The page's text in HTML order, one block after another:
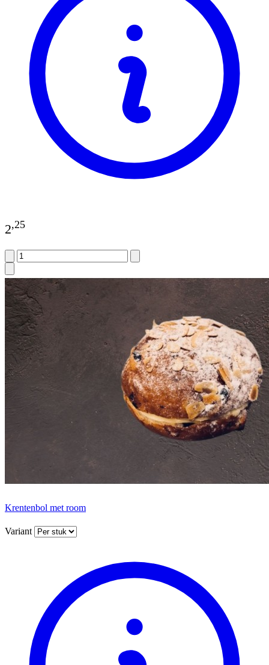
2,25
Krentenbol met room
Variant